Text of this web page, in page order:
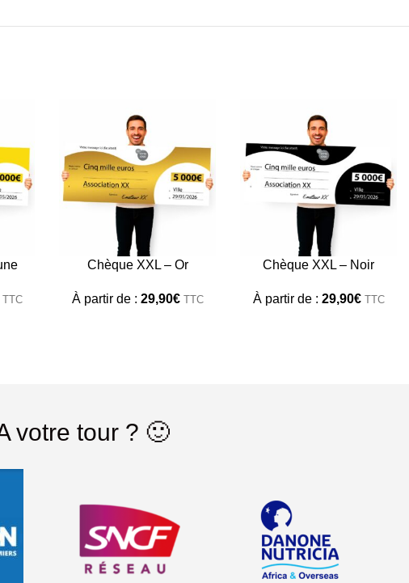
TTC
Chèque XXL – Or
À partir de : 29,90€ TTC
Chèque XXL – Noir
À partir de : 29,90€ TTC
votre tour ? 🙂